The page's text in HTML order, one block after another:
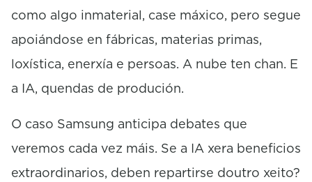
como algo inmaterial, case máxico, pero segue
apoiándose en fábricas, materias primas,
loxística, enerxía e persoas. A nube ten chan. E
a IA, quendas de produción.
O caso Samsung anticipa debates que
veremos cada vez máis. Se a IA xera beneficios
extraordinarios, deben repartirse doutro xeito?